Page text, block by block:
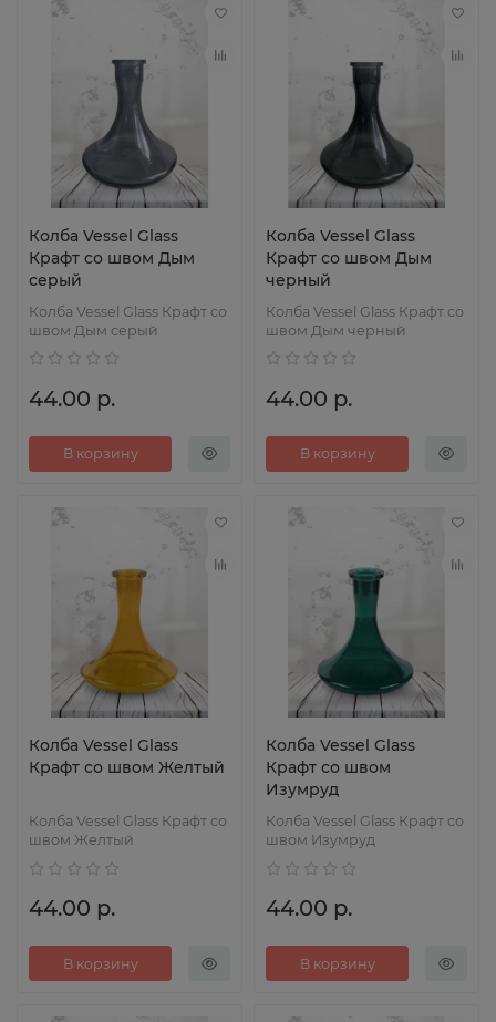
Колба Vessel Glass
Крафт со швом Дым
серый
Колба Vessel Glass Крафт со
швом Дым серый
44.00 р.
В корзину
Колба Vessel Glass
Крафт со швом Дым
черный
Колба Vessel Glass Крафт со
швом Дым черный
44.00 р.
В корзину
Колба Vessel Glass
Крафт со швом Желтый
Колба Vessel Glass Крафт со
швом Желтый
44.00 р.
В корзину
Колба Vessel Glass
Крафт со швом
Изумруд
Колба Vessel Glass Крафт со
швом Изумруд
44.00 р.
В корзину